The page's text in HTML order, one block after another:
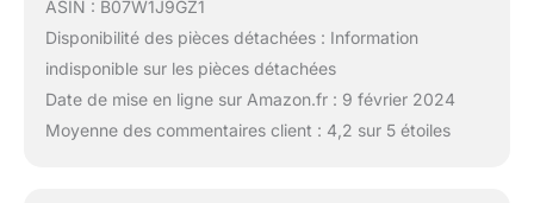
ASIN : B07W1J9GZ1
Disponibilité des pièces détachées : Information
indisponible sur les pièces détachées
Date de mise en ligne sur Amazon.fr : 9 février 2024
Moyenne des commentaires client : 4,2 sur 5 étoiles